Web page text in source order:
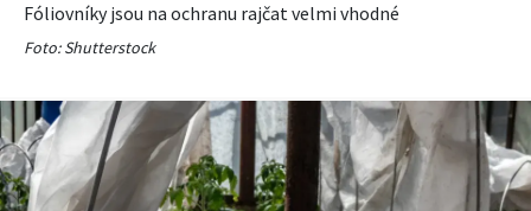
Fóliovníky jsou na ochranu rajčat velmi vhodné
Foto: Shutterstock